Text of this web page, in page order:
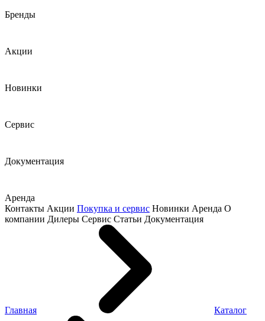
Бренды
Акции
Новинки
Сервис
Документация
Аренда
Контакты Акции Покупка и сервис Новинки Аренда О
компании Дилеры Сервис Статьи Документация
Главная Каталог